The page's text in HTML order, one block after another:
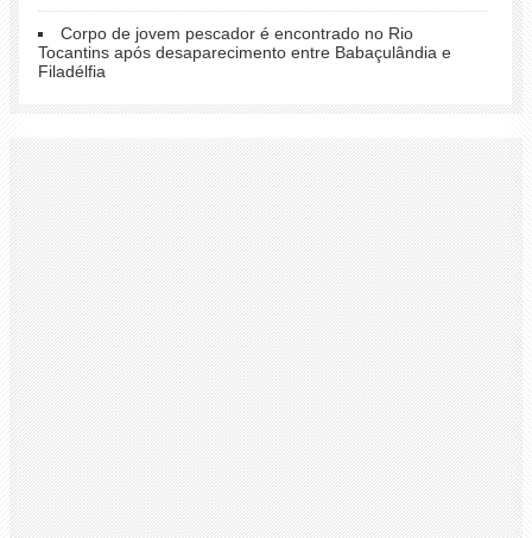
Corpo de jovem pescador é encontrado no Rio
Tocantins após desaparecimento entre Babaçulândia e
Filadélfia